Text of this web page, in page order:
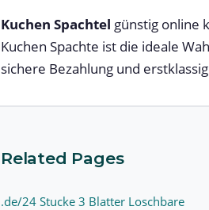
Kuchen Spachtel günstig online
Kuchen Spachte ist die ideale
sichere Bezahlung und
Related Pages
.de/24 Stucke 3 Blatter Loschbare